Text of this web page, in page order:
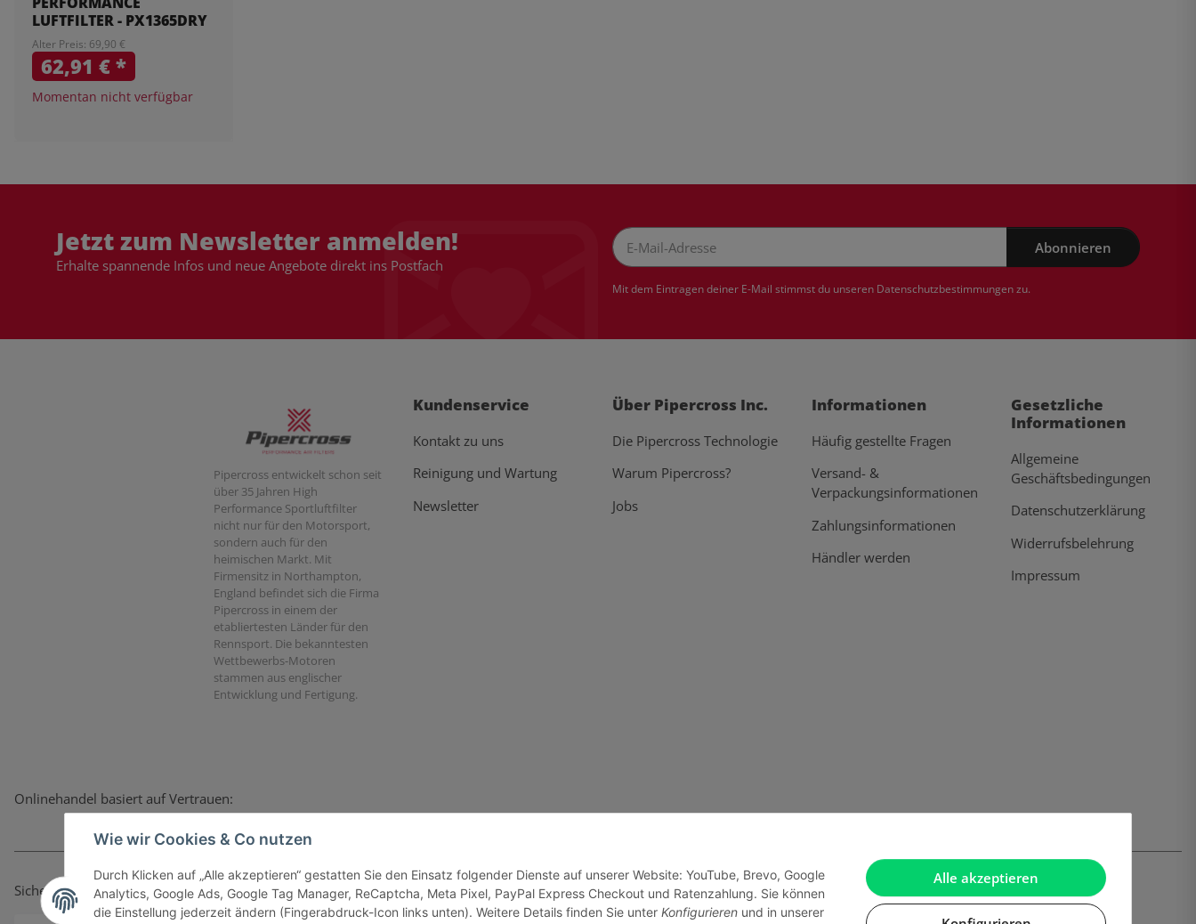
Alle akzeptieren
Wie wir Cookies & Co nutzen
Durch Klicken auf „Alle akzeptieren“ gestatten Sie den Einsatz folgender Dienste auf unserer Website: YouTube, Brevo, Google
Analytics, Google Ads, Google Tag Manager, ReCaptcha, Meta Pixel, PayPal Express Checkout und Ratenzahlung. Sie können
die Einstellung jederzeit ändern (Fingerabdruck-Icon links unten). Weitere Details finden Sie unter Konfigurieren und in unserer
LUFTFILTER - PX1365DRY
Alter Preis: 69,90 €
62,91 €*
Momentan nicht verfügbar
Jetzt zum Newsletter anmelden!
Erhalte spannende Infos und neue Angebote direkt ins Postfach
Abonnieren
Mit dem Eintragen deiner E-Mail stimmst du unseren Datenschutzbestimmungenzu.
Pipercross entwickelt schon seit
über 35 Jahren High
Performance Sportluftfilter
nicht nur für den Motorsport,
sondern auch für den
heimischen Markt. Mit
Firmensitz in Northampton,
England befindet sich die Firma
Pipercross in einem der
etabliertesten Länder für den
Rennsport. Die bekanntesten
Wettbewerbs-Motoren
stammen aus englischer
Entwicklung und Fertigung.
Kundenservice
Kontakt zu uns
Reinigung und Wartung
Newsletter
Über Pipercross Inc.
Die Pipercross Technologie
Warum Pipercross?
Jobs
Informationen
Häufig gestellte Fragen
Versand- &
Verpackungsinformationen
Zahlungsinformationen
Händler werden
Gesetzliche
Informationen
Allgemeine
Geschäftsbedingungen
Datenschutzerklärung
Widerrufsbelehrung
Impressum
Onlinehandel basiert auf Vertrauen:
Sicher bezahlen via: